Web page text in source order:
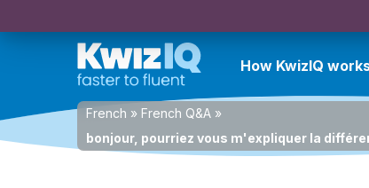
How KwizIQ
French » French Q&A »
bonjour, pourriez vous m'expliquer la